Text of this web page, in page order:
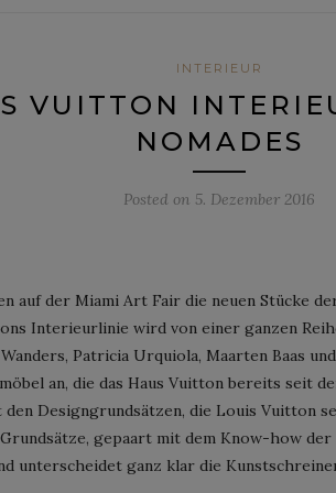
INTERIEUR
VUITTON
NOMADES
Posted on 5. Dezember 2016
auf der Miami Art Fair die neuen Stücke
Interieurlinie wird von einer ganzen
Patricia Urquiola, Maarten Baas
an, die das Haus Vuitton bereits seit
Designgrundsätzen, die Louis Vuitton
gepaart mit dem Know-how der
unterscheidet ganz klar die